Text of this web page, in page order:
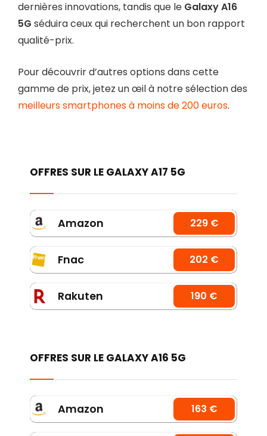
dernières innovations, tandis que le Galaxy A16
5G séduira ceux qui recherchent un bon rapport
qualité-prix.
Pour découvrir d’autres options dans cette
gamme de prix, jetez un œil à notre sélection des
meilleurs smartphones à moins de 200 euros.
OFFRES SUR LE GALAXY A17 5G
Amazon 229 €
Fnac 202 €
Rakuten 190 €
OFFRES SUR LE GALAXY A16 5G
Amazon 163 €